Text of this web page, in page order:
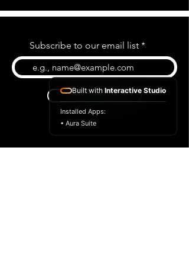
Subscribe to our email list
Subscribe
Built with Interactive Studio
Installed Apps:
• Aura Suite